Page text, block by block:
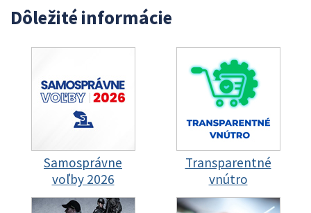
Dôležité informácie
Samosprávne
voľby 2026
Transparentné
vnútro